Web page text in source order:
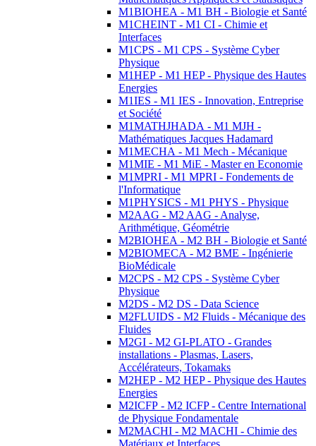
M1BIOHEA - M1 BH - Biologie et Santé
M1CHEINT - M1 CI - Chimie et
Interfaces
M1CPS - M1 CPS - Système Cyber
Physique
M1HEP - M1 HEP - Physique des Hautes
Energies
M1IES - M1 IES - Innovation, Entreprise
et Société
M1MATHJHADA - M1 MJH -
Mathématiques Jacques Hadamard
M1MECHA - M1 Mech - Mécanique
M1MIE - M1 MiE - Master en Economie
M1MPRI - M1 MPRI - Fondements de
l'Informatique
M1PHYSICS - M1 PHYS - Physique
M2AAG - M2 AAG - Analyse,
Arithmétique, Géométrie
M2BIOHEA - M2 BH - Biologie et Santé
M2BIOMECA - M2 BME - Ingénierie
BioMédicale
M2CPS - M2 CPS - Système Cyber
Physique
M2DS - M2 DS - Data Science
M2FLUIDS - M2 Fluids - Mécanique des
Fluides
M2GI - M2 GI-PLATO - Grandes
installations - Plasmas, Lasers,
Accélérateurs, Tokamaks
M2HEP - M2 HEP - Physique des Hautes
Energies
M2ICFP - M2 ICFP - Centre International
de Physique Fondamentale
M2MACHI - M2 MACHI - Chimie des
Matériaux et Interfaces